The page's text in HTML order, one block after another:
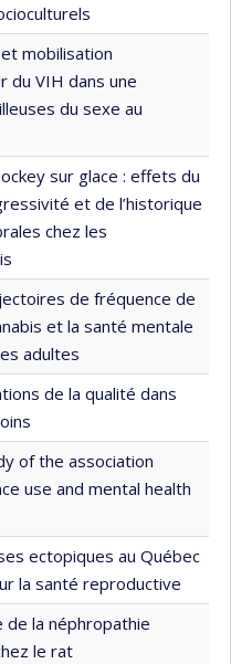
mobilisation
du VIH dans une
du sexe au
sur glace : effets du
et de l’historique
chez les
de fréquence de
et la santé mentale
adultes
de la qualité dans
of the association
use and mental health
ectopiques au Québec
la santé reproductive
la néphropathie
le rat